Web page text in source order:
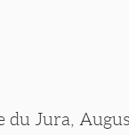
Jura,